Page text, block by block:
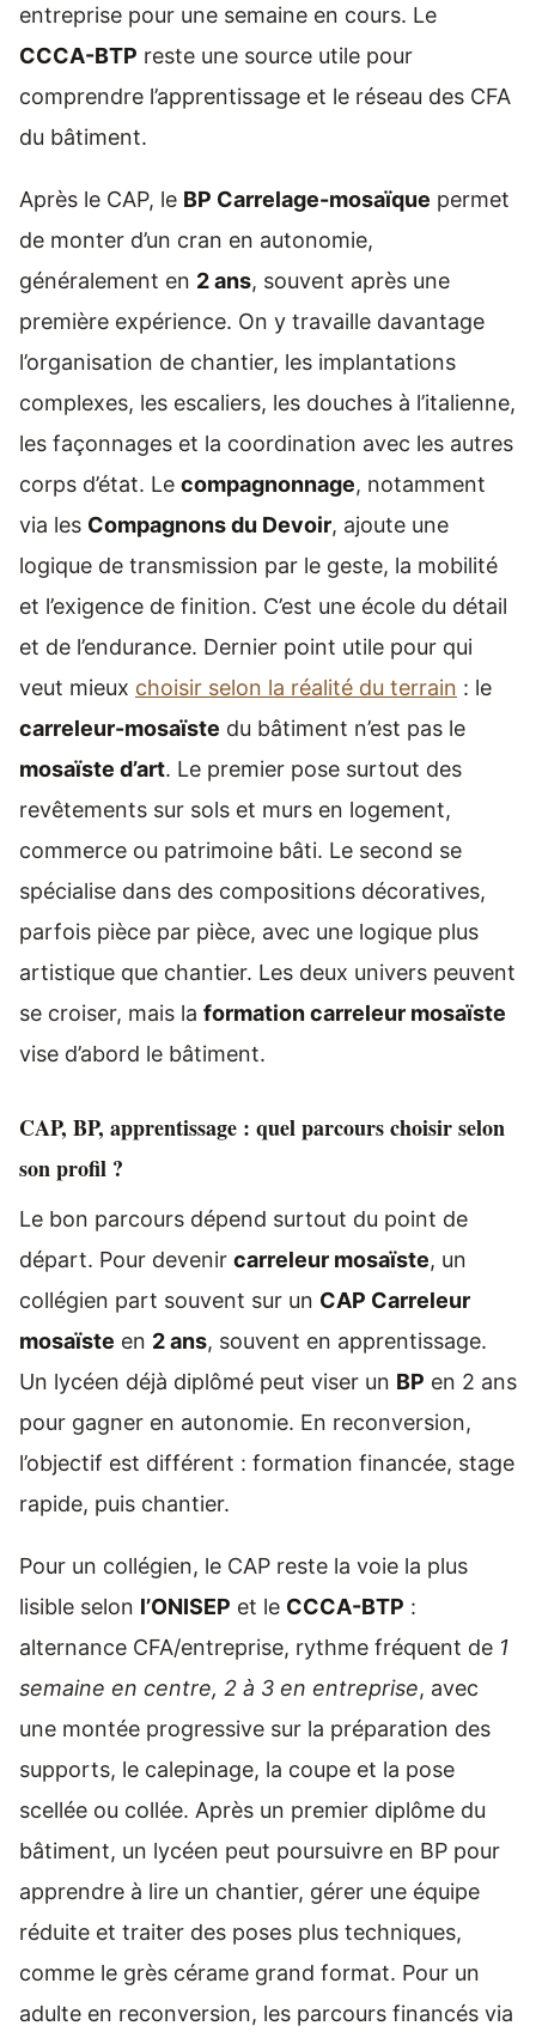
entreprise pour une semaine en cours. Le
CCCA-BTP reste une source utile pour
comprendre l’apprentissage et le réseau des CFA
du bâtiment.
Après le CAP, le BP Carrelage-mosaïque permet
de monter d’un cran en autonomie,
généralement en 2 ans, souvent après une
première expérience. On y travaille davantage
l’organisation de chantier, les implantations
complexes, les escaliers, les douches à l’italienne,
les façonnages et la coordination avec les autres
corps d’état. Le compagnonnage, notamment
via les Compagnons du Devoir, ajoute une
logique de transmission par le geste, la mobilité
et l’exigence de finition. C’est une école du détail
et de l’endurance. Dernier point utile pour qui
veut mieux choisir selon la réalité du terrain : le
carreleur-mosaïste du bâtiment n’est pas le
mosaïste d’art. Le premier pose surtout des
revêtements sur sols et murs en logement,
commerce ou patrimoine bâti. Le second se
spécialise dans des compositions décoratives,
parfois pièce par pièce, avec une logique plus
artistique que chantier. Les deux univers peuvent
se croiser, mais la formation carreleur mosaïste
vise d’abord le bâtiment.
CAP, BP, apprentissage : quel parcours choisir selon
son profil ?
Le bon parcours dépend surtout du point de
départ. Pour devenir carreleur mosaïste, un
collégien part souvent sur un CAP Carreleur
mosaïste en 2 ans, souvent en apprentissage.
Un lycéen déjà diplômé peut viser un BP en 2 ans
pour gagner en autonomie. En reconversion,
l’objectif est différent : formation financée, stage
rapide, puis chantier.
Pour un collégien, le CAP reste la voie la plus
lisible selon l’ONISEP et le CCCA-BTP :
alternance CFA/entreprise, rythme fréquent de 1
semaine en centre, 2 à 3 en entreprise, avec
une montée progressive sur la préparation des
supports, le calepinage, la coupe et la pose
scellée ou collée. Après un premier diplôme du
bâtiment, un lycéen peut poursuivre en BP pour
apprendre à lire un chantier, gérer une équipe
réduite et traiter des poses plus techniques,
comme le grès cérame grand format. Pour un
adulte en reconversion, les parcours financés via